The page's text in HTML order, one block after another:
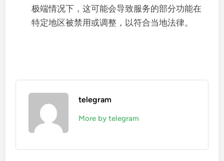
极端情况下，这可能会导致服务的部分功能在
特定地区被禁用或调整，以符合当地法律。
telegram
More by telegram